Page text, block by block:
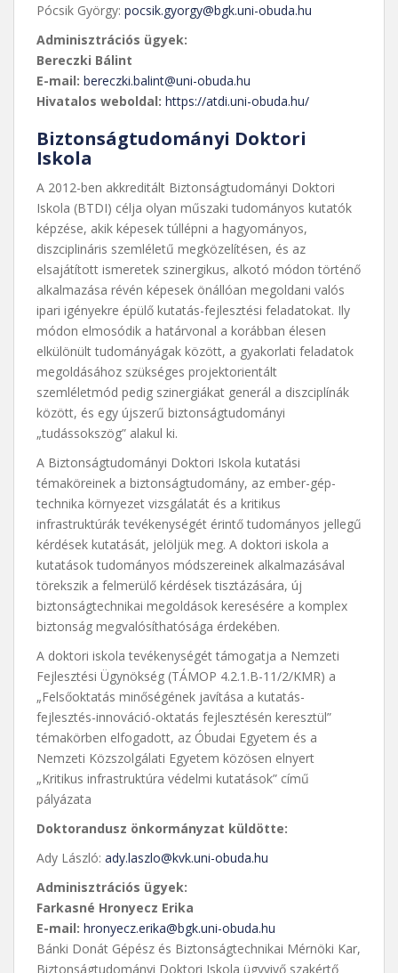
Pócsik György: pocsik.gyorgy@bgk.uni-obuda.hu
Adminisztrációs ügyek:
Bereczki Bálint
E-mail: bereczki.balint@uni-obuda.hu
Hivatalos weboldal: https://atdi.uni-obuda.hu/
Biztonságtudományi Doktori
Iskola
A 2012-ben akkreditált Biztonságtudományi Doktori
Iskola (BTDI) célja olyan műszaki tudományos kutatók
képzése, akik képesek túllépni a hagyományos,
diszciplináris szemléletű megközelítésen, és az
elsajátított ismeretek szinergikus, alkotó módon történő
alkalmazása révén képesek önállóan megoldani valós
ipari igényekre épülő kutatás-fejlesztési feladatokat. Ily
módon elmosódik a határvonal a korábban élesen
elkülönült tudományágak között, a gyakorlati feladatok
megoldásához szükséges projektorientált
szemléletmód pedig szinergiákat generál a diszciplínák
között, és egy újszerű biztonságtudományi
„tudássokszög” alakul ki.
A Biztonságtudományi Doktori Iskola kutatási
témaköreinek a biztonságtudomány, az ember-gép-
technika környezet vizsgálatát és a kritikus
infrastruktúrák tevékenységét érintő tudományos jellegű
kérdések kutatását, jelöljük meg. A doktori iskola a
kutatások tudományos módszereinek alkalmazásával
törekszik a felmerülő kérdések tisztázására, új
biztonságtechnikai megoldások keresésére a komplex
biztonság megvalósíthatósága érdekében.
A doktori iskola tevékenységét támogatja a Nemzeti
Fejlesztési Ügynökség (TÁMOP 4.2.1.B-11/2/KMR) a
„Felsőoktatás minőségének javítása a kutatás-
fejlesztés-innováció-oktatás fejlesztésén keresztül”
témakörben elfogadott, az Óbudai Egyetem és a
Nemzeti Közszolgálati Egyetem közösen elnyert
„Kritikus infrastruktúra védelmi kutatások” című
pályázata
Doktorandusz önkormányzat küldötte:
Ady László: ady.laszlo@kvk.uni-obuda.hu
Adminisztrációs ügyek:
Farkasné Hronyecz Erika
E-mail: hronyecz.erika@bgk.uni-obuda.hu
Bánki Donát Gépész és Biztonságtechnikai Mérnöki Kar,
Biztonságtudományi Doktori Iskola ügyvivő szakértő